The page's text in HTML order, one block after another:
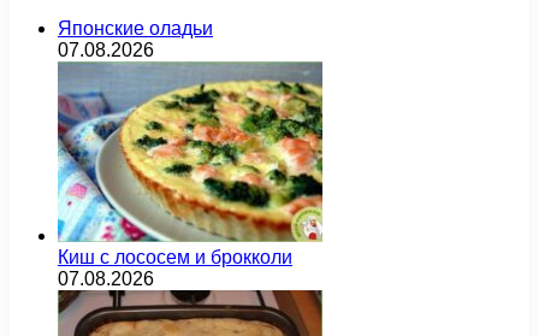
Японские оладьи
07.08.2026
Киш с лососем и брокколи
07.08.2026